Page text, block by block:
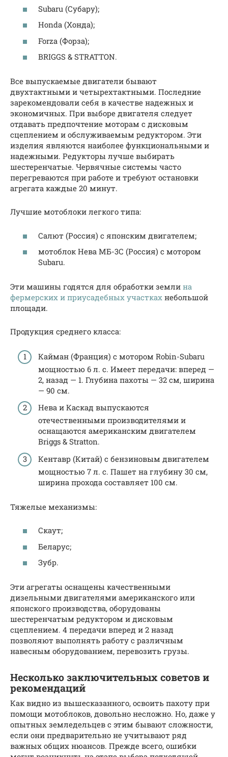
Subaru (Субару);
Honda (Хонда);
Forza (Форза);
BRIGGS & STRATTON.
Все выпускаемые двигатели бывают
двухтактными и четырехтактными. Последние
зарекомендовали себя в качестве надежных и
экономичных. При выборе двигателя следует
отдавать предпочтение моторам с дисковым
сцеплением и обслуживаемым редуктором. Эти
изделия являются наиболее функциональными и
надежными. Редукторы лучше выбирать
шестеренчатые. Червячные системы часто
перегреваются при работе и требуют остановки
агрегата каждые 20 минут.
Лучшие мотоблоки легкого типа:
Салют (Россия) с японским двигателем;
мотоблок Нева МБ-3С (Россия) с мотором
Subaru.
Эти машины годятся для обработки земли на
фермерских и приусадебных участках небольшой
площади.
Продукция среднего класса:
Кайман (Франция) с мотором Robin-Subaru
мощностью 6 л. с. Имеет передачи: вперед —
2, назад — 1. Глубина пахоты — 32 см, ширина
— 90 см.
Нева и Каскад выпускаются
отечественными производителями и
оснащаются американским двигателем
Briggs & Stratton.
Кентавр (Китай) с бензиновым двигателем
мощностью 7 л. с. Пашет на глубину 30 см,
ширина прохода составляет 100 см.
Тяжелые механизмы:
Скаут;
Беларус;
Зубр.
Эти агрегаты оснащены качественными
дизельными двигателями американского или
японского производства, оборудованы
шестеренчатым редуктором и дисковым
сцеплением. 4 передачи вперед и 2 назад
позволяют выполнять работу с различным
навесным оборудованием, перевозить грузы.
Несколько заключительных советов и
рекомендаций
Как видно из вышесказанного, освоить пахоту при
помощи мотоблоков, довольно несложно. Но, даже у
опытных земледельцев с этим бывают сложности,
если они предварительно не учитывают ряд
важных общих нюансов. Прежде всего, ошибки